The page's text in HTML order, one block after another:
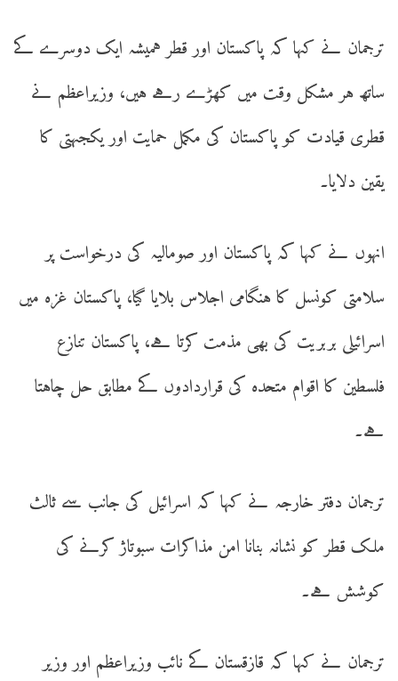
ترجمان نے کہا کہ پاکستان اور قطر ہمیشہ ایک دوسرے کے
ساتھ ہر مشکل وقت میں کھڑے رہے ہیں، وزیراعظم نے
قطری قیادت کو پاکستان کی مکمل حمایت اور یکجہتی کا
یقین دلایا۔
انہوں نے کہا کہ پاکستان اور صومالیہ کی درخواست پر
سلامتی کونسل کا ہنگامی اجلاس بلایا گیا، پاکستان غزہ میں
اسرائیلی بربریت کی بھی مذمت کرتا ہے، پاکستان تنازع
فلسطین کا اقوام متحدہ کی قراردادوں کے مطابق حل چاہتا
ہے۔
ترجمان دفتر خارجہ نے کہا کہ اسرائیل کی جانب سے ثالث
ملک قطر کو نشانہ بنانا امن مذاکرات سبوتاژ کرنے کی
کوشش ہے۔
ترجمان نے کہا کہ قازقستان کے نائب وزیراعظم اور وزیر